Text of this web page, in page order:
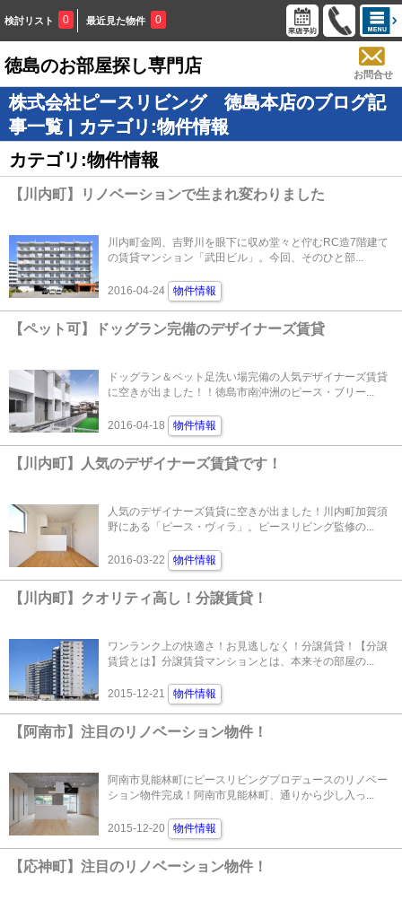
検討リスト 0 最近見た物件 0
徳島のお部屋探し専門店 お問合せ
株式会社ピースリビング 徳島本店のブログ記
事一覧 | カテゴリ:物件情報
カテゴリ:物件情報
【川内町】リノベーションで生まれ変わりました
川内町金岡、吉野川を眼下に収め堂々と佇むRC造7階建て
の賃貸マンション「武田ビル」。今回、そのひと部...
2016-04-24 物件情報
【ペット可】ドッグラン完備のデザイナーズ賃貸
ドッグラン＆ペット足洗い場完備の人気デザイナーズ賃貸
に空きが出ました！！徳島市南沖洲のピース・ブリー...
2016-04-18 物件情報
【川内町】人気のデザイナーズ賃貸です！
人気のデザイナーズ賃貸に空きが出ました！川内町加賀須
野にある「ピース・ヴィラ」。ピースリビング監修の...
2016-03-22 物件情報
【川内町】クオリティ高し！分譲賃貸！
ワンランク上の快適さ！お見逃しなく！分譲賃貸！【分譲
賃貸とは】分譲賃貸マンションとは、本来その部屋の...
2015-12-21 物件情報
【阿南市】注目のリノベーション物件！
阿南市見能林町にピースリビングプロデュースのリノベー
ション物件完成！阿南市見能林町、通りから少し入っ...
2015-12-20 物件情報
【応神町】注目のリノベーション物件！